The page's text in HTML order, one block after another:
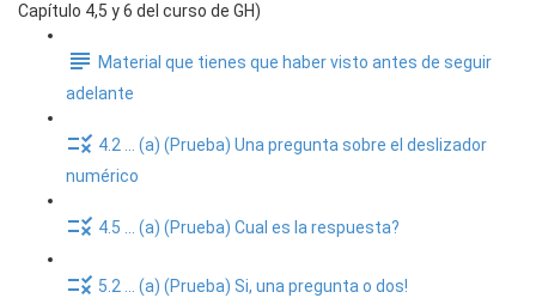
Capítulo 4,5 y 6 del curso de GH)
Material que tienes que haber visto antes de seguir
adelante
4.2 ... (a) (Prueba) Una pregunta sobre el deslizador
numérico
4.5 ... (a) (Prueba) Cual es la respuesta?
5.2 ... (a) (Prueba) Si, una pregunta o dos!